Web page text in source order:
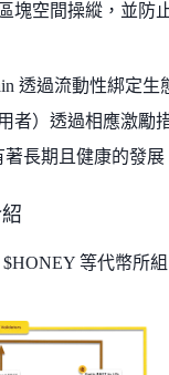
塊空間操縱，並防
透過流動性綁定生
者）透過相應激勵
著長期且健康的發展
等代幣所組